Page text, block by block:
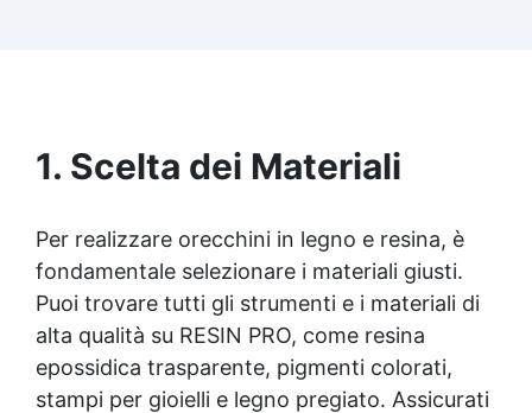
1. Scelta dei Materiali
Per realizzare orecchini in legno e resina, è
fondamentale selezionare i materiali giusti.
Puoi trovare tutti gli strumenti e i materiali di
alta qualità su RESIN PRO, come resina
epossidica trasparente, pigmenti colorati,
stampi per gioielli e legno pregiato. Assicurati